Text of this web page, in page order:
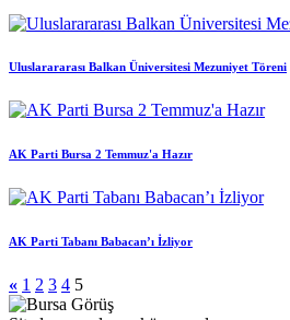
Uluslarararası Balkan Üniversitesi Mezuniyet Töreni
AK Parti Bursa 2 Temmuz'a Hazır
AK Parti Tabanı Babacan’ı İzliyor
« 1 2 3 4 5